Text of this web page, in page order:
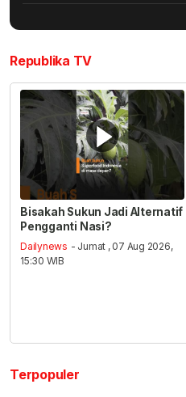
Republika TV
Bisakah Sukun Jadi Alternatif
Pengganti Nasi?
Dailynews - Jumat , 07 Aug 2026,
15:30 WIB
Terpopuler